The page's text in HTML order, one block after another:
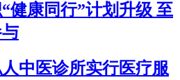
健康同行”计划升级 至
中医诊所实行医疗服